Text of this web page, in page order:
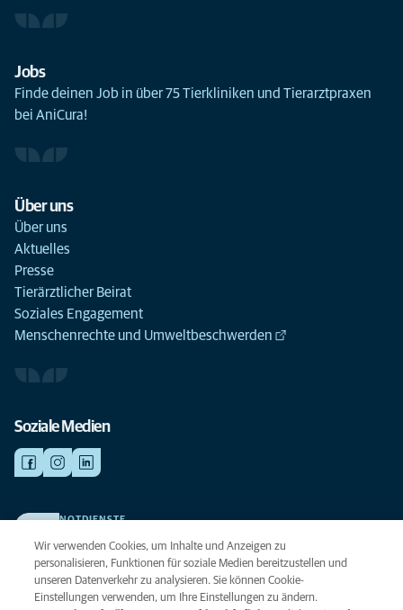
Jobs
Finde deinen Job in über 75 Tierkliniken und Tierarztpraxen
bei AniCura!
Über uns
Über uns
Aktuelles
Presse
Tierärztlicher Beirat
Soziales Engagement
Menschenrechte und Umweltbeschwerden
Soziale Medien
NOTDIENSTE
beste Versorgung verdient.
Datenschutz
Wir verwenden Cookies, um Inhalte und Anzeigen zu
personalisieren, Funktionen für soziale Medien bereitzustellen und
unseren Datenverkehr zu analysieren. Sie können Cookie-
Einstellungen verwenden, um Ihre Einstellungen zu ändern.